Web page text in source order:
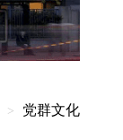
党群文化